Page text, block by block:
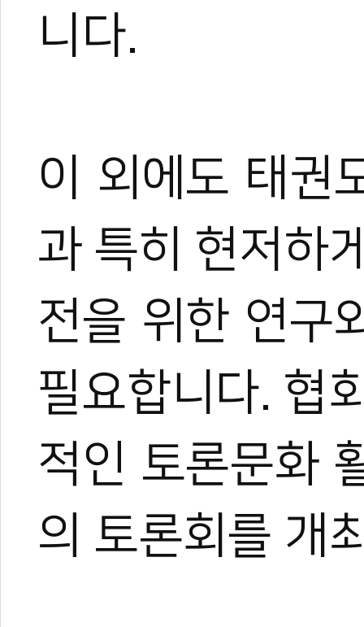
니다.
이 외에도 태권
과 특히 현저하
전을 위한 연구
필요합니다. 협
적인 토론문화
의 토론회를 개